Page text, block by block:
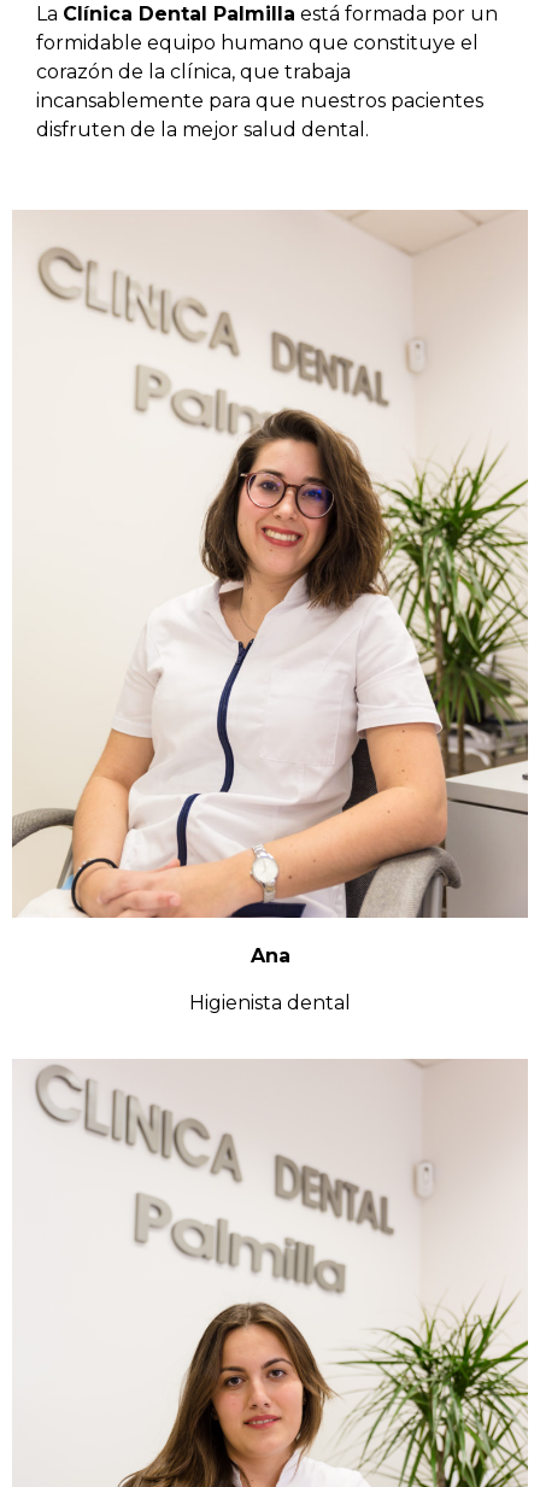
La Clínica Dental Palmilla está formada por un
formidable equipo humano que constituye el
corazón de la clínica, que trabaja
incansablemente para que nuestros pacientes
disfruten de la mejor salud dental.
Ana
Higienista dental